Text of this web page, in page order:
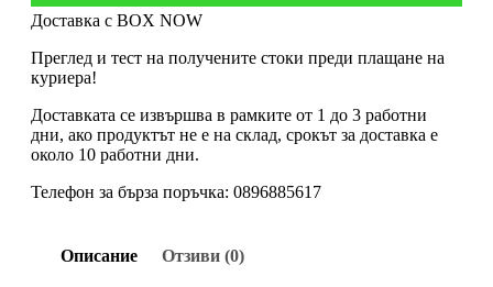
Доставка с BOX NOW
Преглед и тест на получените стоки преди плащане на
куриера!
Доставката се извършва в рамките от 1 до 3 работни
дни, ако продуктът не е на склад, срокът за доставка е
около 10 работни дни.
Телефон за бърза поръчка: 0896885617
Описание Отзиви (0)